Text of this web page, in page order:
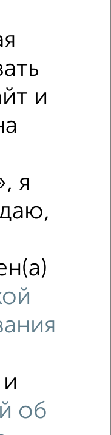
±10%
2 930 000
и
я
и
об